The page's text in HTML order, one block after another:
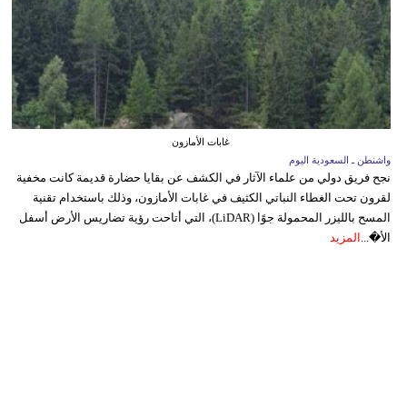
غابات الأمازون
واشنطن ـ السعودية اليوم
نجح فريق دولي من علماء الآثار في الكشف عن بقايا حضارة قديمة كانت مخفية
لقرون تحت الغطاء النباتي الكثيف في غابات الأمازون، وذلك باستخدام تقنية
المسح بالليزر المحمولة جوًا (LiDAR)، التي أتاحت رؤية تضاريس الأرض أسفل
الأ�... المزيد